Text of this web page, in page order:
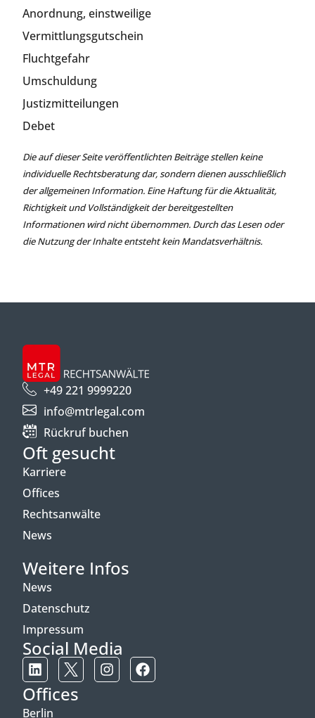
Anordnung, einstweilige
Vermittlungsgutschein
Fluchtgefahr
Umschuldung
Justizmitteilungen
Debet
Die auf dieser Seite veröffentlichten Beiträge stellen keine
individuelle Rechtsberatung dar, sondern dienen ausschließlich
der allgemeinen Information. Eine Haftung für die Aktualität,
Richtigkeit und Vollständigkeit der bereitgestellten
Informationen wird nicht übernommen. Durch das Lesen oder
die Nutzung der Inhalte entsteht kein Mandatsverhältnis.
+49 221 9999220
info@mtrlegal.com
Rückruf buchen
Oft gesucht
Karriere
Offices
Rechtsanwälte
News
Weitere Infos
News
Datenschutz
Impressum
Social Media
Offices
Berlin